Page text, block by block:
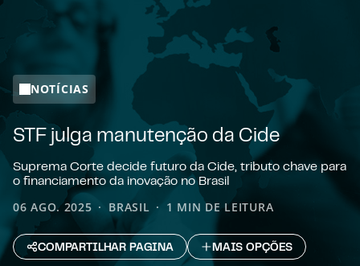
NOTÍCIAS
STF julga manutenção da Cide
Suprema Corte decide futuro da Cide, tributo chave para
o financiamento da inovação no Brasil
06 AGO. 2025 BRASIL 1 MIN DE LEITURA
COMPARTILHAR PAGINA MAIS OPÇÕES